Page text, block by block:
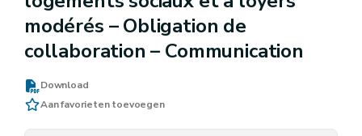
modérés – Obligation de
collaboration – Communication
Download
Aan favorieten toevoegen